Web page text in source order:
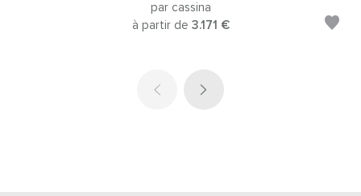
par cassina
à partir de 3.171 €